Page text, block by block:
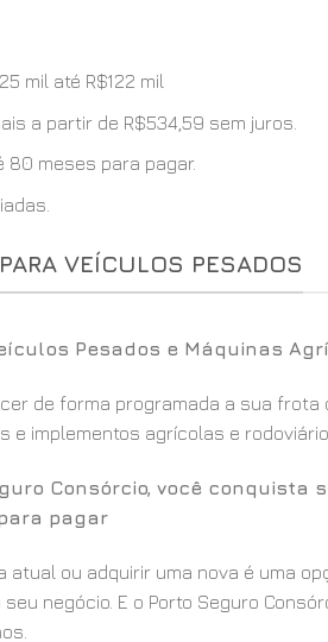
mil até R$122 mil
a partir de R$534,59 sem juros.
80 meses para pagar.
VEÍCULOS PESADOS
Pesados e Máquinas
de forma programada a sua frota
e implementos agrícolas e
Consórcio, você conquista
pagar
atual ou adquirir uma nova é uma
negócio. E o Porto Seguro